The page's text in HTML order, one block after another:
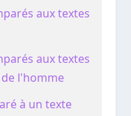
aux textes
aux textes
l'homme
à un texte